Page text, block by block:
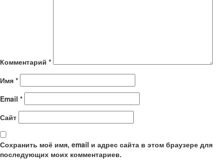
Комментарий *
Имя *
Email *
Сайт
Сохранить моё имя, email и адрес сайта в этом браузере для
последующих моих комментариев.